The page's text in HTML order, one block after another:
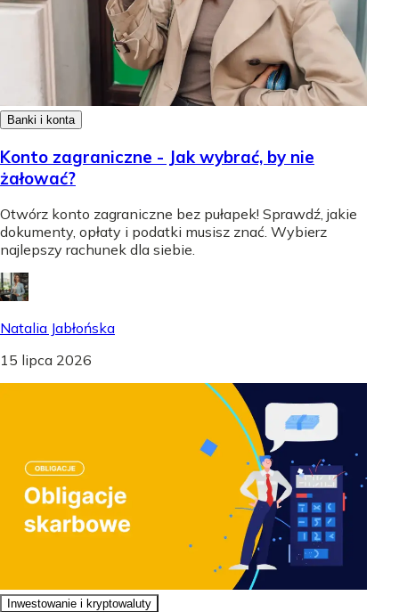
Banki i konta
Konto zagraniczne - Jak wybrać, by nie
żałować?
Otwórz konto zagraniczne bez pułapek! Sprawdź, jakie
dokumenty, opłaty i podatki musisz znać. Wybierz
najlepszy rachunek dla siebie.
Natalia Jabłońska
15 lipca 2026
Inwestowanie i kryptowaluty